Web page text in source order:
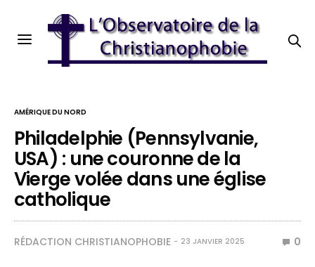
AMÉRIQUE DU NORD
Philadelphie (Pennsylvanie,
USA) : une couronne de la
Vierge volée dans une église
catholique
RÉDACTION CHRISTIANOPHOBIE 23 JANVIER 2025 0